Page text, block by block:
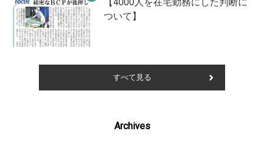
ついて】
すべて見る
Archives